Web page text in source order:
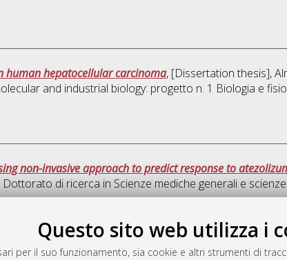
Questo sito web utilizza i
per il suo funzionamento, sia cookie e altri strumenti di
human hepatocellular carcinoma, [Dissertation thesis],
and industrial biology: progetto n. 1 Biologia e
non-invasive approach to predict response to
Dottorato di ricerca in Scienze mediche generali e
Dottorato